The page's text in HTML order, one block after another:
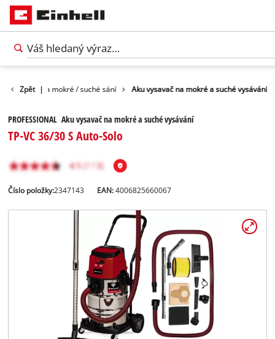
Zpět |
Vysavače na mokré / suché sání Aku vysavač na mokré a suché vysávání
PROFESSIONAL Aku vysavač na mokré a suché vysávání
TP-VC 36/30 S Auto-Solo
Číslo položky:2347143 EAN:4006825660067